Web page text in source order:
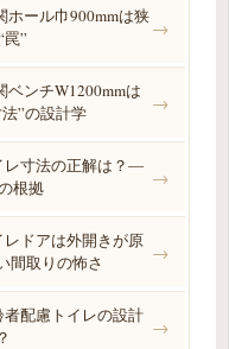
ホール巾900mmは狭
”
→
ベンチW1200mmは
”の設計学
→
レ寸法の正解は？―
根拠
→
ドアは外開きが原
間取りの怖さ
→
配慮トイレの設計
→